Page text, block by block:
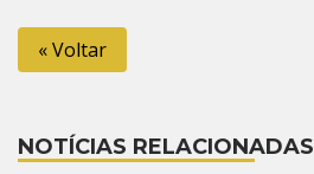
« Voltar
NOTÍCIAS RELACIONADAS